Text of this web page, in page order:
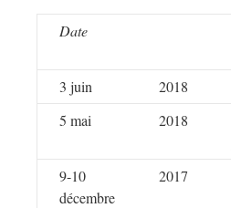
Date
3 juin
2018
5 mai
2018
9-10
décembre
2017